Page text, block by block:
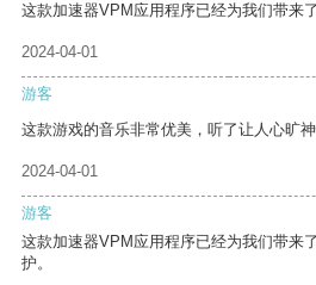
这款加速器VPM应用程序已经为我们带来
2024-04-01
游客
这款游戏的音乐非常优美，听了让人心旷神
2024-04-01
游客
这款加速器VPM应用程序已经为我们带来
护。